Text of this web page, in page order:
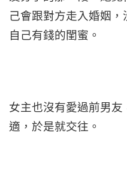
己會跟對方走入婚姻
自己有錢的閨蜜。
女主也沒有愛過前男
適，於是就交往。